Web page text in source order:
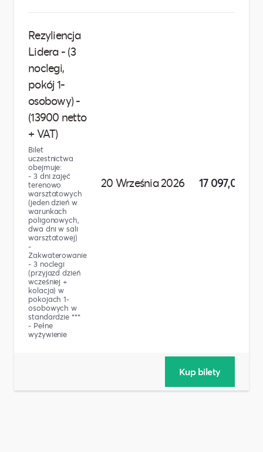
Rezyliencja
Lidera - (3
noclegi,
pokój 1-
osobowy) -
(13900 netto
+ VAT)
Bilet
uczestnictwa
obejmuje:
- 3 dni zajęć
terenowo
warsztatowych
(jeden dzień w
warunkach
poligonowych,
dwa dni w sali
warsztatowej)
-
Zakwaterowanie
- 3 noclegi
(przyjazd dzień
wcześniej +
kolacja) w
pokojach 1-
osobowych w
standardzie ***
- Pełne
wyżywienie
20 Września 2026 17 097,00 zł